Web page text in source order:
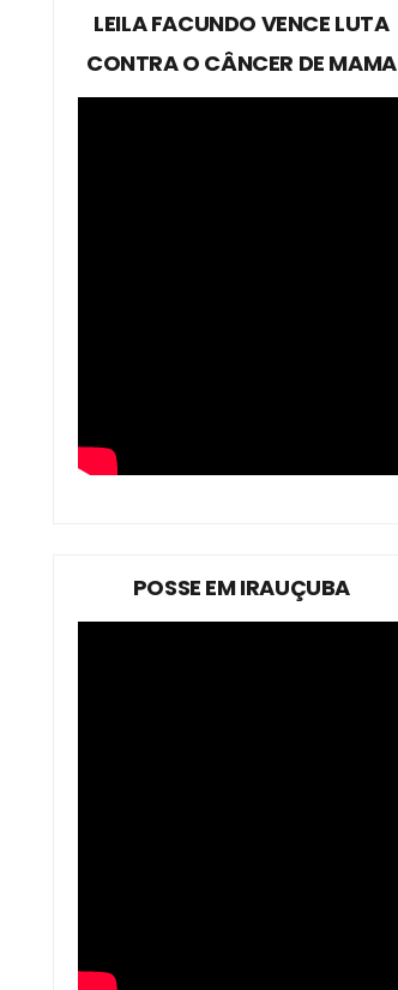
LEILA FACUNDO VENCE LUTA
CONTRA O CÂNCER DE MAMA
POSSE EM IRAUÇUBA